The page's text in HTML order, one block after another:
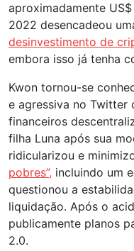
aproximadamente
2022 desencadeou
desinvestimento de
embora isso já tenha
Kwon tornou-se
e agressiva no
financeiros
filha Luna após sua
ridicularizou e
pobres”, incluindo um
questionou a
liquidação. Após o
publicamente planos
2.0.